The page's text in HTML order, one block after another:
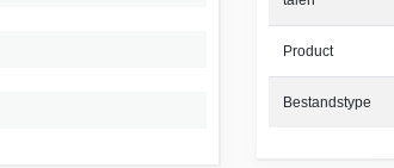
Product
Bestandstype